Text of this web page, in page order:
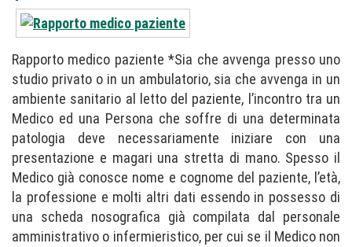
Rapporto medico paziente *Sia che avvenga presso uno
studio privato o in un ambulatorio, sia che avvenga in un
ambiente sanitario al letto del paziente, l’incontro tra un
Medico ed una Persona che soffre di una determinata
patologia deve necessariamente iniziare con una
presentazione e magari una stretta di mano. Spesso il
Medico già conosce nome e cognome del paziente, l’età,
la professione e molti altri dati essendo in possesso di
una scheda nosografica già compilata dal personale
amministrativo o infermieristico, per cui se il Medico non